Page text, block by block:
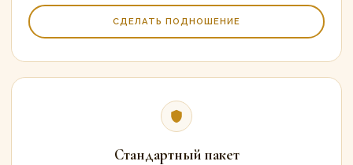
СДЕЛАТЬ ПОДНОШЕНИЕ
Стандартный пакет